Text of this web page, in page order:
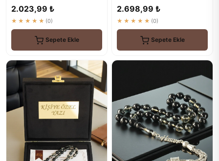
2.023,99 ₺
★★★★★ (0)
Sepete Ekle
2.698,99 ₺
★★★★★ (0)
Sepete Ekle